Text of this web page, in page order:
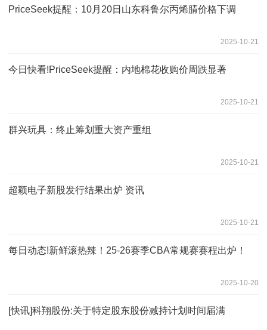
PriceSeek提醒：10月20日山东科鲁尔丙烯腈价格下调
2025-10-21
今日快看!PriceSeek提醒：内地棉花收购价周跌显著
2025-10-21
群兴玩具：终止筹划重大资产重组
2025-10-21
超颖电子新股发行结果出炉 资讯
2025-10-21
每日动态!新鲜滚热辣！25-26赛季CBA常规赛赛程出炉！
2025-10-20
[快讯]科翔股份:关于特定股东股份减持计划时间届满